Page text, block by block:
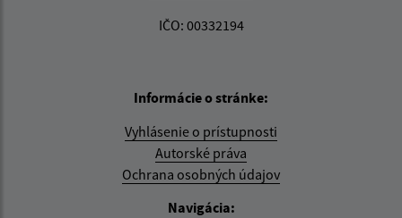
IČO: 00332194
Informácie o stránke:
Vyhlásenie o prístupnosti
Autorské práva
Ochrana osobných údajov
Navigácia: